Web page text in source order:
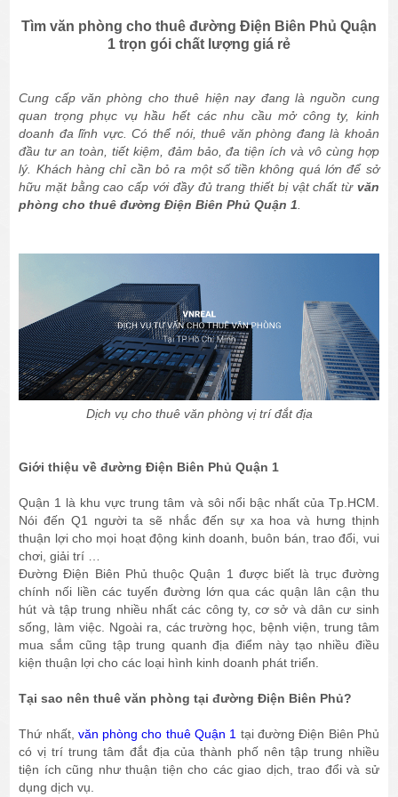
Tìm văn phòng cho thuê đường Điện Biên Phủ Quận
1 trọn gói chất lượng giá rẻ
Cung cấp văn phòng cho thuê hiện nay đang là nguồn cung
quan trọng phục vụ hầu hết các nhu cầu mở công ty, kinh
doanh đa lĩnh vực. Có thể nói, thuê văn phòng đang là khoản
đầu tư an toàn, tiết kiệm, đảm bảo, đa tiện ích và vô cùng hợp
lý. Khách hàng chỉ cần bỏ ra một số tiền không quá lớn để sở
hữu mặt bằng cao cấp với đầy đủ trang thiết bị vật chất từ văn
phòng cho thuê đường Điện Biên Phủ Quận 1
Dịch vụ cho thuê văn phòng vị trí đắt địa
Giới thiệu về đường Điện Biên Phủ Quận 1
Quận 1 là khu vực trung tâm và sôi nổi bậc nhất của Tp.HCM.
Nói đến Q1 người ta sẽ nhắc đến sự xa hoa và hưng thịnh
thuận lợi cho mọi hoạt động kinh doanh, buôn bán, trao đổi, vui
chơi, giải trí …
Đường Điện Biên Phủ thuộc Quận 1 được biết là trục đường
chính nối liền các tuyến đường lớn qua các quận lân cận thu
hút và tập trung nhiều nhất các công ty, cơ sở và dân cư sinh
sống, làm việc. Ngoài ra, các trường học, bệnh viện, trung tâm
mua sắm cũng tập trung quanh địa điểm này tạo nhiều điều
kiện thuận lợi cho các loại hình kinh doanh phát triển.
Tại sao nên thuê văn phòng tại đường Điện Biên Phủ?
Thứ nhất, văn phòng cho thuê Quận 1 tại đường Điện Biên Phủ
có vị trí trung tâm đắt địa của thành phố nên tập trung nhiều
tiện ích cũng như thuận tiện cho các giao dịch, trao đổi và sử
dụng dịch vụ.